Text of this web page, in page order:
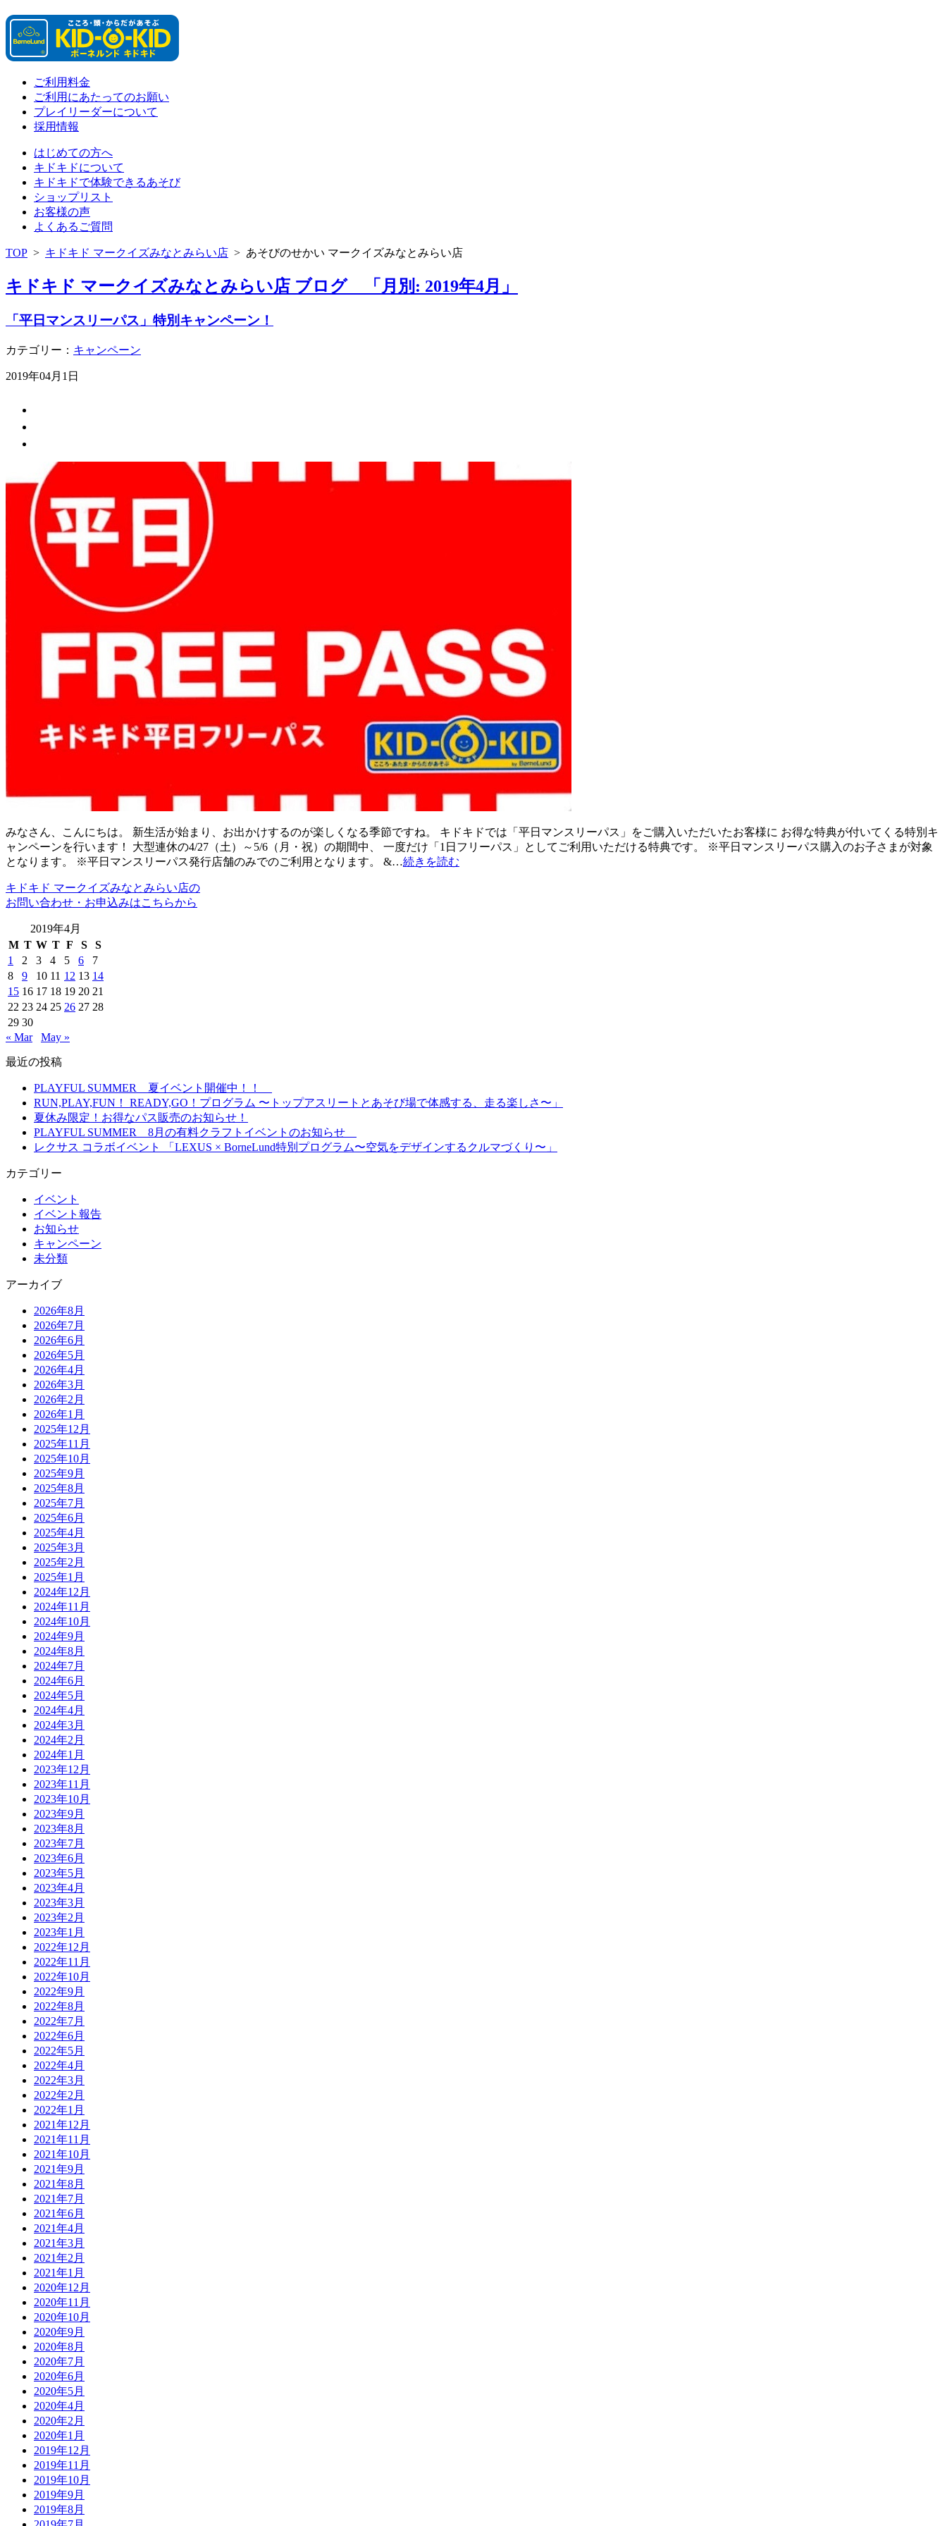
ご利用料金
ご利用にあたってのお願い
プレイリーダーについて
採用情報
はじめての方へ
キドキドについて
キドキドで体験できるあそび
ショップリスト
お客様の声
よくあるご質問
TOP > キドキド マークイズみなとみらい店 > あそびのせかい マークイズみなとみらい店
キドキド マークイズみなとみらい店 ブログ 「月別: 2019年4月」
「平日マンスリーパス」特別キャンペーン！
カテゴリー： キャンペーン
2019年04月1日
みなさん、こんにちは。 新生活が始まり、お出かけするのが楽しくなる季節ですね。 キドキドでは「平日マンスリーパス」をご購入いただいたお客様に お得な特典が付いてくる特別キ
ャンペーンを行います！ 大型連休の4/27（土）～5/6（月・祝）の期間中、 一度だけ「1日フリーパス」としてご利用いただける特典です。 ※平日マンスリーパス購入のお子さまが対象
となります。 ※平日マンスリーパス発行店舗のみでのご利用となります。 &…続きを読む
キドキド マークイズみなとみらい店の
お問い合わせ・お申込みはこちらから
2019年4月
M T W T F S
S
1
2 3 4 5 6
7
8
9 10 11 12 13 14
15 16 17 18 19 20 21
22 23 24 25 26 27 28
29 30
« Mar
May »
最近の投稿
PLAYFUL SUMMER 夏イベント開催中！！
RUN,PLAY,FUN！ READY,GO！プログラム 〜トップアスリートとあそび場で体感する、走る楽しさ〜」
夏休み限定！お得なパス販売のお知らせ！
PLAYFUL SUMMER 8月の有料クラフトイベントのお知らせ
レクサス コラボイベント 「LEXUS × BorneLund特別プログラム〜空気をデザインするクルマづくり〜」
カテゴリー
イベント
イベント報告
お知らせ
キャンペーン
未分類
アーカイブ
2026年8月
2026年7月
2026年6月
2026年5月
2026年4月
2026年3月
2026年2月
2026年1月
2025年12月
2025年11月
2025年10月
2025年9月
2025年8月
2025年7月
2025年6月
2025年4月
2025年3月
2025年2月
2025年1月
2024年12月
2024年11月
2024年10月
2024年9月
2024年8月
2024年7月
2024年6月
2024年5月
2024年4月
2024年3月
2024年2月
2024年1月
2023年12月
2023年11月
2023年10月
2023年9月
2023年8月
2023年7月
2023年6月
2023年5月
2023年4月
2023年3月
2023年2月
2023年1月
2022年12月
2022年11月
2022年10月
2022年9月
2022年8月
2022年7月
2022年6月
2022年5月
2022年4月
2022年3月
2022年2月
2022年1月
2021年12月
2021年11月
2021年10月
2021年9月
2021年8月
2021年7月
2021年6月
2021年4月
2021年3月
2021年2月
2021年1月
2020年12月
2020年11月
2020年10月
2020年9月
2020年8月
2020年7月
2020年6月
2020年5月
2020年4月
2020年2月
2020年1月
2019年12月
2019年11月
2019年10月
2019年9月
2019年8月